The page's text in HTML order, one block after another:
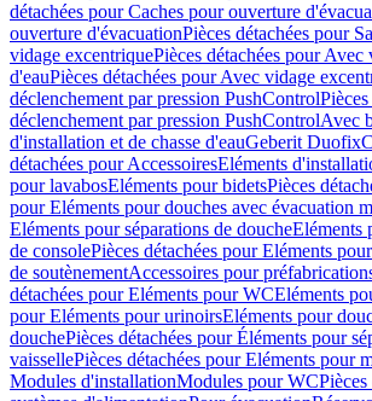
détachées pour Caches pour ouverture
ouverture d'évacuationPièces détachées pour
vidage excentriquePièces détachées pour
d'eauPièces détachées pour Avec vidage
déclenchement par pression PushControl
déclenchement par pression PushControlAvec
d'installation et de chasse d'eauGeberit Duofix
détachées pour AccessoiresEléments
pour lavabosEléments pour bidetsPièces
pour Eléments pour douches avec évacuation
Eléments pour séparations de doucheEléments
de consolePièces détachées pour Eléments
de soutènementAccessoires pour
détachées pour Eléments pour WCEléments
pour Eléments pour urinoirsEléments pour
douchePièces détachées pour Éléments pour
vaissellePièces détachées pour Eléments pour
Modules d'installationModules pour WC